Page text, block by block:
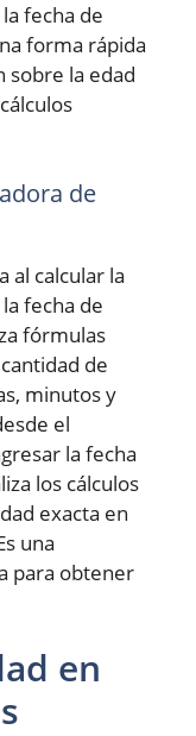
fecha de
forma rápida
sobre la edad
de
al calcular la
fecha de
fórmulas
de
minutos y
el
la fecha
los cálculos
exacta en
una
para obtener
en